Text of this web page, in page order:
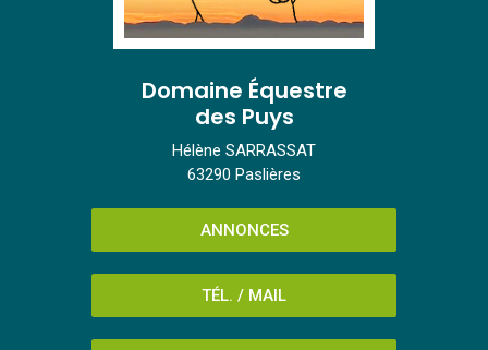
Domaine Équestre
des Puys
Hélène SARRASSAT
63290 Paslières
ANNONCES
TÉL. / MAIL